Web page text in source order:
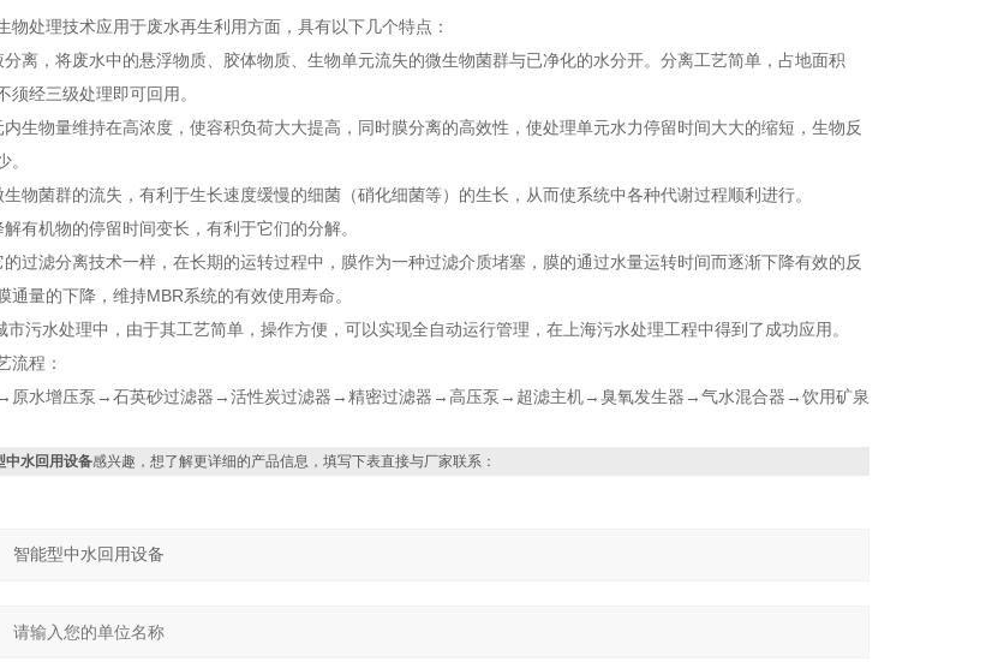
物处理技术应用于废水再生利用方面，具有以下几个特点：
分离，将废水中的悬浮物质、胶体物质、生物单元流失的微生物菌群与已净化的水分开。分离工艺简单，占地面积
须经三级处理即可回用。
内生物量维持在高浓度，使容积负荷大大提高，同时膜分离的高效性，使处理单元水力停留时间大大的缩短，生物反
。
生物菌群的流失，有利于生长速度缓慢的细菌（硝化细菌等）的生长，从而使系统中各种代谢过程顺利进行。
解有机物的停留时间变长，有利于它们的分解。
的过滤分离技术一样，在长期的运转过程中，膜作为一种过滤介质堵塞，膜的通过水量运转时间而逐渐下降有效的反
通量的下降，维持MBR系统的有效使用寿命。
市污水处理中，由于其工艺简单，操作方便，可以实现全自动运行管理，在上海污水处理工程中得到了成功应用。
流程：
增压泵→石英砂过滤器→活性炭过滤器→精密过滤器→高压泵→超滤主机→臭氧发生器→气水混合器→饮用矿泉
中水回用设备感兴趣，想了解更详细的产品信息，填写下表直接与厂家联系：